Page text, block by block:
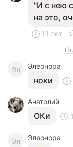
"И с нею
на это,
11 лет
Эл Элеонора
ноки
Анатолий
ОКи
Эл
Элеонора